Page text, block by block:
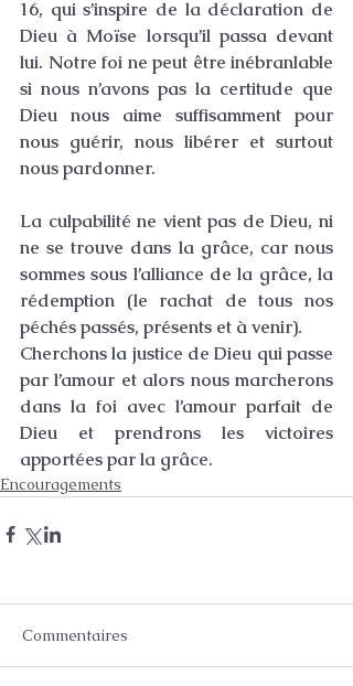
16, qui s’inspire de la déclaration de
Dieu à Moïse lorsqu’il passa devant
lui. Notre foi ne peut être inébranlable
si nous n’avons pas la certitude que
Dieu nous aime suffisamment pour
nous guérir, nous libérer et surtout
nous pardonner.
La culpabilité ne vient pas de Dieu, ni
ne se trouve dans la grâce, car nous
sommes sous l’alliance de la grâce, la
rédemption (le rachat de tous nos
péchés passés, présents et à venir).
Cherchons la justice de Dieu qui passe
par l’amour et alors nous marcherons
dans la foi avec l’amour parfait de
Dieu et prendrons les victoires
apportées par la grâce.
Encouragements
Commentaires